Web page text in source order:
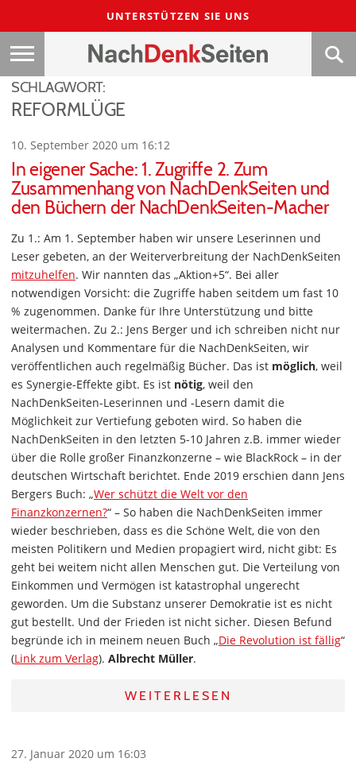
UNTERSTÜTZEN SIE UNS
SCHLAGWORT:
REFORMLÜGE
10. September 2020 um 16:12
In eigener Sache: 1. Zugriffe 2. Zum
Zusammenhang von NachDenkSeiten und
den Büchern der NachDenkSeiten-Macher
Zu 1.: Am 1. September haben wir unsere Leserinnen und
Leser gebeten, an der Weiterverbreitung der NachDenkSeiten
mitzuhelfen. Wir nannten das „Aktion+5“. Bei aller
notwendigen Vorsicht: die Zugriffe haben seitdem um fast 10
% zugenommen. Danke für Ihre Unterstützung und bitte
weitermachen. Zu 2.: Jens Berger und ich schreiben nicht nur
Analysen und Kommentare für die NachDenkSeiten, wir
veröffentlichen auch regelmäßig Bücher. Das ist möglich, weil
es Synergie-Effekte gibt. Es ist nötig, weil den
NachDenkSeiten-Leserinnen und -Lesern damit die
Möglichkeit zur Vertiefung geboten wird. So haben die
NachDenkSeiten in den letzten 5-10 Jahren z.B. immer wieder
über die Rolle großer Finanzkonzerne – wie BlackRock – in der
deutschen Wirtschaft berichtet. Ende 2019 erschien dann Jens
Bergers Buch: „Wer schützt die Welt vor den
Finanzkonzernen?“ – So haben die NachDenkSeiten immer
wieder beschrieben, dass es die Schöne Welt, die von den
meisten Politikern und Medien propagiert wird, nicht gibt: Es
geht bei weitem nicht allen Menschen gut. Die Verteilung von
Einkommen und Vermögen ist katastrophal ungerecht
geworden. Um die Substanz unserer Demokratie ist es nicht
gut bestellt. Und der Frieden ist nicht sicher. Diesen Befund
begründe ich in meinem neuen Buch „Die Revolution ist fällig“
(Link zum Verlag). Albrecht Müller.
WEITERLESEN
27. Januar 2020 um 16:03